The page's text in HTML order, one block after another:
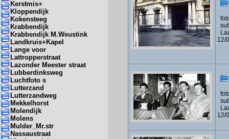
Kerstmis+
Kloppendijk
Kokensteeg
Krabbendijk
Krabbendijk M.Weustink
Landkruis+Kapel
Lange voor
Lattropperstraat
Lazonder Meester straat
Lubberdinksweg
Luchtfoto s
Lutterzand
Lutterzandweg
Mekkelhorst
Molendijk
Molens
Mulder_Mr.str
Nassaustraat
12/
12/